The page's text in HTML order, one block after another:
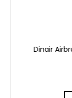
Dinair